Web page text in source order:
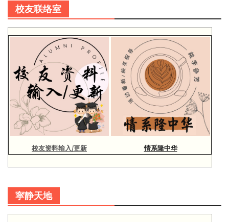
校友联络室
校友资料输入/更新 情系隆中华
寜静天地